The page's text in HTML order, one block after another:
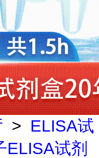
> ELISA试
ELISA试剂